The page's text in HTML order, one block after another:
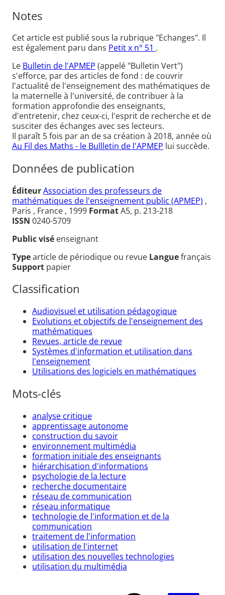
Notes
Cet article est publié sous la rubrique "Echanges". Il
est également paru dans Petit x n° 51 .
Le Bulletin de l'APMEP (appelé "Bulletin Vert")
s'efforce, par des articles de fond : de couvrir
l'actualité de l'enseignement des mathématiques de
la maternelle à l'université, de contribuer à la
formation approfondie des enseignants,
d'entretenir, chez ceux-ci, l'esprit de recherche et de
susciter des échanges avec ses lecteurs.
Il paraît 5 fois par an de sa création à 2018, année où
Au Fil des Maths - le Bullletin de l'APMEP lui succède.
Données de publication
ÉditeurAssociation des professeurs de
mathématiques de l'enseignement public (APMEP) ,
Paris , France , 1999 FormatA5, p. 213-218
ISSN 0240-5709
Public visé enseignant
Typearticle de périodique ou revue Languefrançais
Support papier
Classification
Audiovisuel et utilisation pédagogique
Evolutions et objectifs de l'enseignement des
mathématiques
Revues, article de revue
Systèmes d'information et utilisation dans
l'enseignement
Utilisations des logiciels en mathématiques
Mots-clés
analyse critique
apprentissage autonome
construction du savoir
environnement multimédia
formation initiale des enseignants
hiérarchisation d'informations
psychologie de la lecture
recherche documentaire
réseau de communication
réseau informatique
technologie de l'information et de la
communication
traitement de l'information
utilisation de l'internet
utilisation des nouvelles technologies
utilisation du multimédia